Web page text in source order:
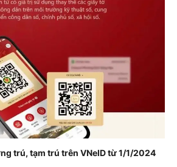
trú, tạm trú trên VNeID từ 1/1/2024